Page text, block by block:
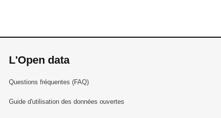
L'Open data
Questions fréquentes (FAQ)
Guide d'utilisation des données ouvertes